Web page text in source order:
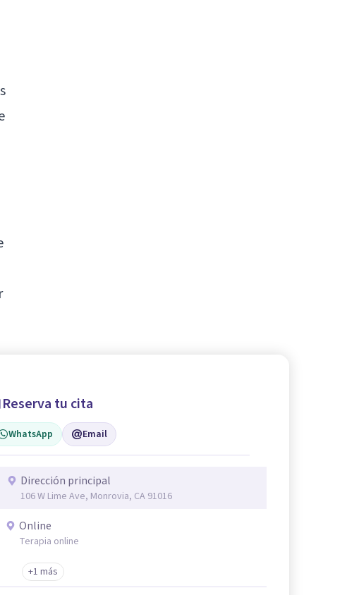
Reserva tu cita
WhatsApp Email
Dirección principal
106 W Lime Ave, Monrovia, CA 91016
Online
Terapia online
+1 más